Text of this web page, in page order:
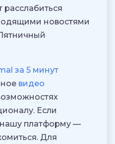
расслабиться
новостями
за 5 минут
видео
Если
нашу платформу —
Для